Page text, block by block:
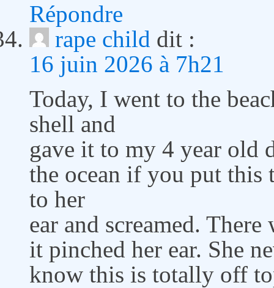
Répondre
rape child dit :
16 juin 2026 à 7h21
Today, I went to the
shell and
gave it to my 4 year old
the ocean if you put this
to her
ear and screamed.
it pinched her ear. She
know this is totally off